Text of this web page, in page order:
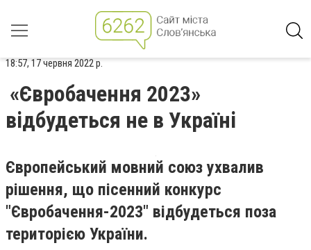
18:57, 17 червня 2022 р.
«Євробачення 2023»
відбудеться не в Україні
Європейський мовний союз ухвалив
рішення, що пісенний конкурс
"Євробачення-2023" відбудеться поза
територією України.